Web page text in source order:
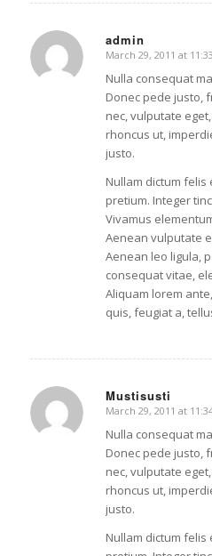
admin
says:
March 29, 2011 at
Nulla consequat
Donec pede justo,
nec, vulputate
rhoncus ut,
justo.
Nullam dictum felis
pretium. Integer
Vivamus
Aenean vulputate
Aenean leo ligula,
consequat vitae,
Aliquam lorem
quis, feugiat a,
Mustisusti
says:
March 29, 2011 at
Nulla consequat
Donec pede justo,
nec, vulputate
rhoncus ut,
justo.
Nullam dictum felis